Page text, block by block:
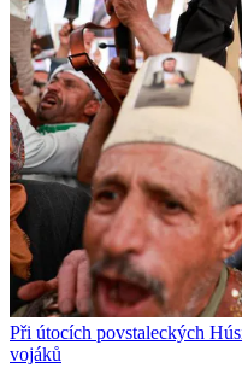
Při útocích povstaleckých
vojáků